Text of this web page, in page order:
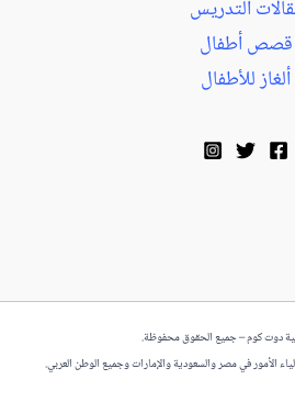
التدريس
قصص أطفال
ألغاز للأطفال
الأمور في مصر والسعودية والإمارات وجميع الوطن العربي.